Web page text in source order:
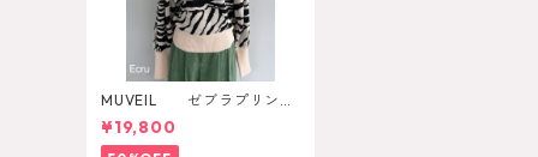
MUVEIL ゼブラプリント
ニットプルオーバー
¥19,800